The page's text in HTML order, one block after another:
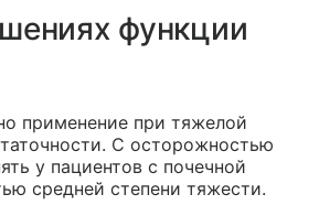
функции
применение при тяжелой
С осторожностью
у пациентов с почечной
средней степени тяжести.